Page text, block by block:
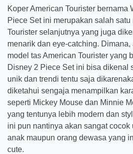
Koper American Tourister bernama
Piece Set ini merupakan salah satu
Tourister selanjutnya yang juga
menarik dan eye-catching.
model tas American Tourister yang
Disney 2 Piece Set ini bisa dikenal
unik dan trendi tentu saja
diketahui sengaja menampilkan
seperti Mickey Mouse dan Minnie
yang tentunya lebih modern dan
ini pun nantinya akan sangat
anak maupun orang dewasa yang
cute.